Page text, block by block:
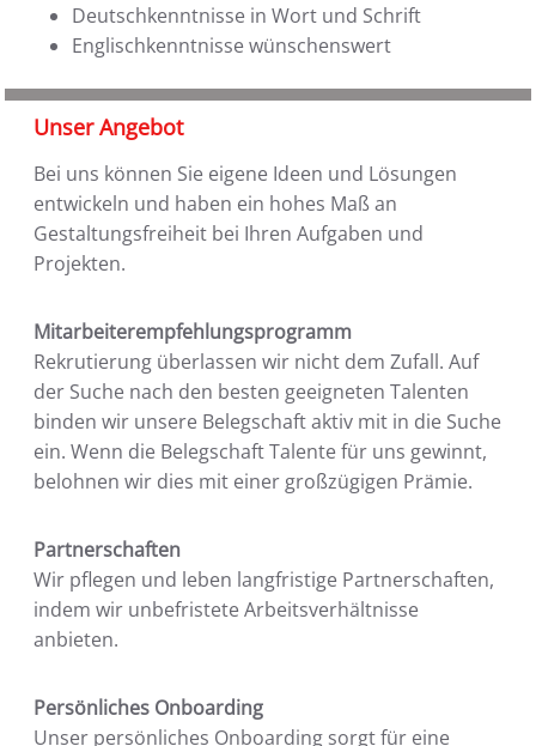
Deutschkenntnisse in Wort und Schrift
Englischkenntnisse wünschenswert
Unser Angebot
Bei uns können Sie eigene Ideen und Lösungen
entwickeln und haben ein hohes Maß an
Gestaltungsfreiheit bei Ihren Aufgaben und
Projekten.
Mitarbeiterempfehlungsprogramm
Rekrutierung überlassen wir nicht dem Zufall. Auf
der Suche nach den besten geeigneten Talenten
binden wir unsere Belegschaft aktiv mit in die Suche
ein. Wenn die Belegschaft Talente für uns gewinnt,
belohnen wir dies mit einer großzügigen Prämie.
Partnerschaften
Wir pflegen und leben langfristige Partnerschaften,
indem wir unbefristete Arbeitsverhältnisse
anbieten.
Persönliches Onboarding
Unser persönliches Onboarding sorgt für eine